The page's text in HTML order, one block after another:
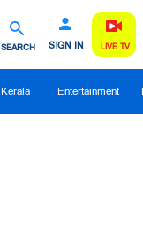
SEARCH SIGN IN LIVE TV
Kerala Entertainment